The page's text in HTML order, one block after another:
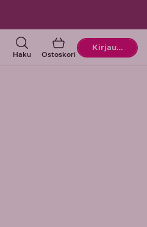
Haku Ostoskori
Ostoskori
Kirjaudu